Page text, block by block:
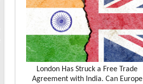
London Has Struck a Free Trade
Agreement with India. Can Europe